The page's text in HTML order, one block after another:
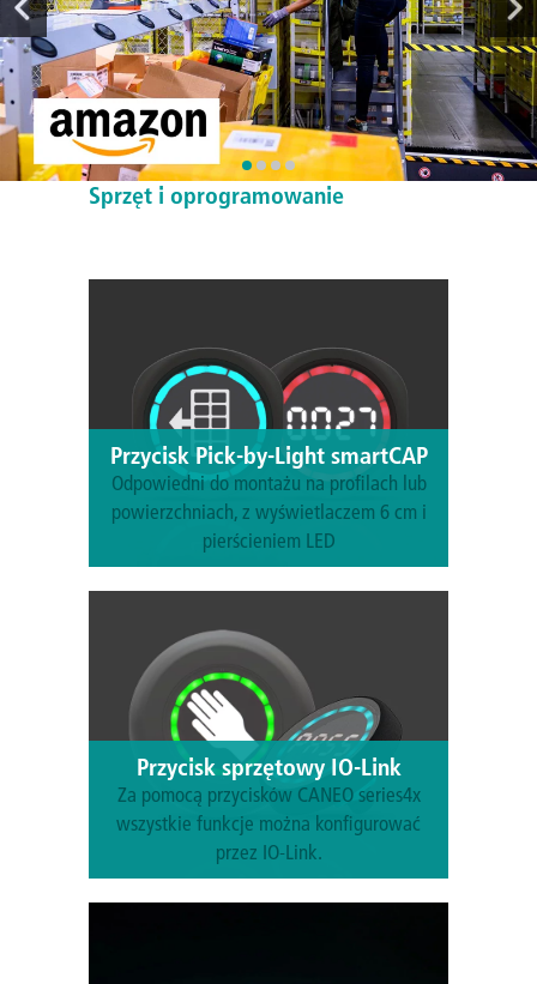
Sprzęt i oprogramowanie
Przycisk Pick-by-Light smartCAP
Odpowiedni do montażu na profilach lub
powierzchniach, z wyświetlaczem 6 cm i
pierścieniem LED
Dowiedz się więcej
Przycisk sprzętowy IO-Link
Za pomocą przycisków CANEO series4x
wszystkie funkcje można konfigurować
przez IO-Link.
Dowiedz się więcej